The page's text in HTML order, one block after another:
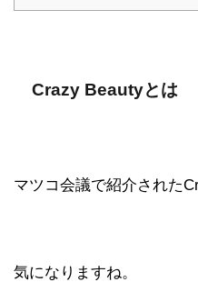
Crazy Beautyとは
マツコ会議で紹介された
気になりますね。